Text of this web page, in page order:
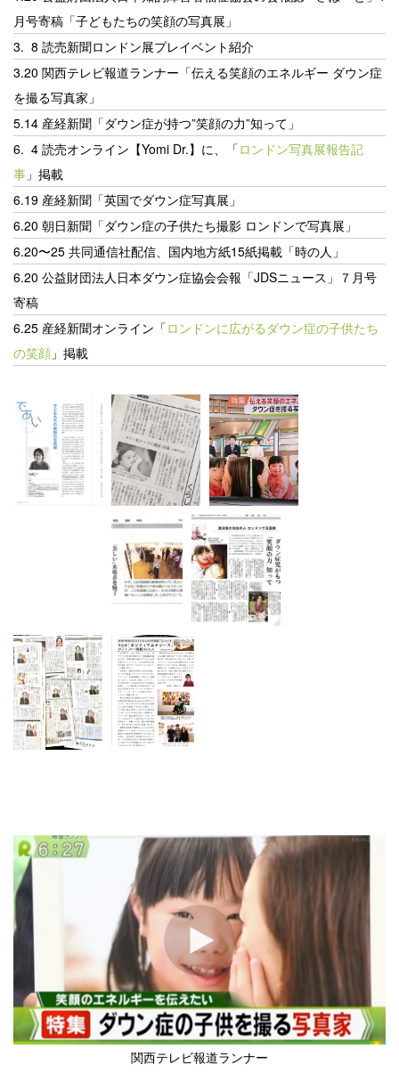
月号寄稿「子どもたちの笑顔の写真展」
3. 8 読売新聞ロンドン展プレイベント紹介
3.20 関西テレビ報道ランナー「伝える笑顔のエネルギー ダウン症
を撮る写真家」
5.14 産経新聞「ダウン症が持つ”笑顔の力”知って」
6. 4 読売オンライン 【Yomi Dr.】に、「ロンドン写真展報告記
事 」掲載
6.19 産経新聞「英国でダウン症写真展 」
6.20 朝日新聞「ダウン症の子供たち撮影 ロンドンで写真展」
6.20〜25 共同通信社配信、国内地方紙15紙掲載「時の人」
6.20 公益財団法人日本ダウン症協会会報「JDSニュース」７月号
寄稿
6.25 産経新聞オンライン「ロンドンに広がるダウン症の子供たち
の笑顔 」掲載
関西テレビ報道ランナー